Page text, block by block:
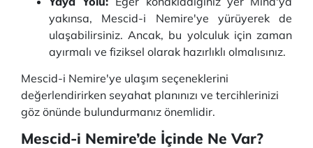
yakınsa, Mescid-i Nemire'ye yürüyerek de
ulaşabilirsiniz. Ancak, bu yolculuk için zaman
ayırmalı ve fiziksel olarak hazırlıklı olmalısınız.
Mescid-i Nemire'ye ulaşım seçeneklerini
değerlendirirken seyahat planınızı ve tercihlerinizi
göz önünde bulundurmanız önemlidir.
Mescid-i Nemire’de İçinde Ne Var?